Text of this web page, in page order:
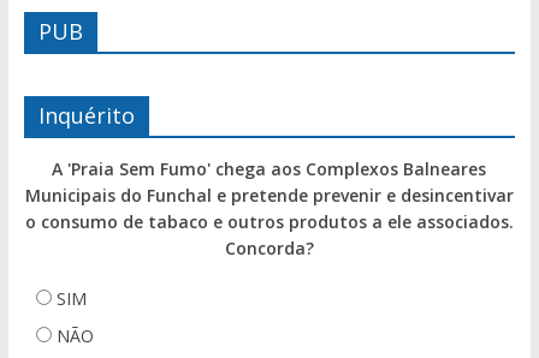
PUB
Inquérito
A 'Praia Sem Fumo' chega aos Complexos Balneares
Municipais do Funchal e pretende prevenir e desincentivar
o consumo de tabaco e outros produtos a ele associados.
Concorda?
SIM
NÃO